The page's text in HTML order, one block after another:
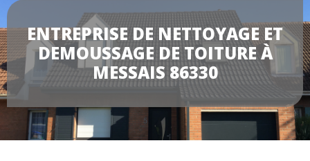
ENTREPRISE DE NETTOYAGE ET
DEMOUSSAGE DE TOITURE À
MESSAIS 86330